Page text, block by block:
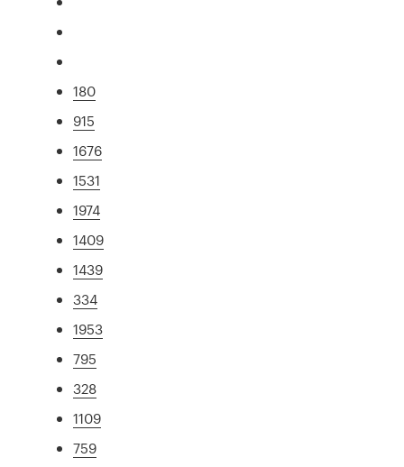
180
915
1676
1531
1974
1409
1439
334
1953
795
328
1109
759